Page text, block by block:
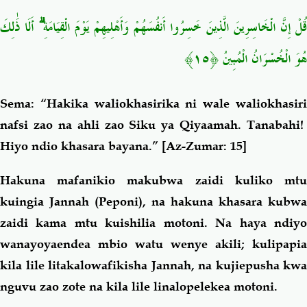
قُلْ إِنَّ الْخَاسِرِينَ الَّذِينَ خَسِرُوا أَنفُسَهُمْ وَأَهْلِيهِمْ يَوْمَ الْقِيَامَةِ ۗ أَلَا ذَٰلِكَ
هُوَ الْخُسْرَانُ الْمُبِينُ﴿١٥﴾
Sema: “Hakika waliokhasirika ni wale waliokhasiri
nafsi zao na ahli zao Siku ya Qiyaamah. Tanabahi!
Hiyo ndio khasara bayana.” [Az-Zumar: 15]
Hakuna mafanikio makubwa zaidi kuliko mtu
kuingia Jannah (Peponi), na hakuna khasara kubwa
zaidi kama mtu kuishilia motoni. Na haya ndiyo
wanayoyaendea mbio watu wenye akili; kulipapia
kila lile litakalowafikisha Jannah, na kujiepusha kwa
nguvu zao zote na kila lile linalopelekea motoni.